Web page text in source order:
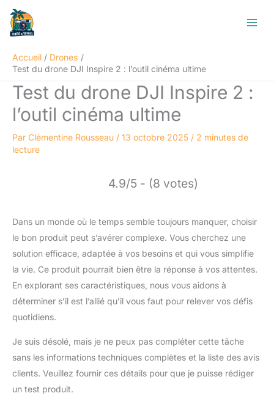
Aller
contenu
Accueil
Drones
Test du drone DJI Inspire 2 : l’outil cinéma ultime
Test du drone DJI Inspire 2 :
l’outil cinéma ultime
Par Clémentine Rousseau / 13 octobre 2025 / 2 minutes de
lecture
4.9/5 - (8 votes)
Dans un monde où le temps semble toujours manquer, choisir
le bon produit peut s’avérer complexe. Vous cherchez une
solution efficace, adaptée à vos besoins et qui vous simplifie
la vie. Ce produit pourrait bien être la réponse à vos attentes.
En explorant ses caractéristiques, nous vous aidons à
déterminer s’il est l’allié qu’il vous faut pour relever vos défis
quotidiens.
Je suis désolé, mais je ne peux pas compléter cette tâche
sans les informations techniques complètes et la liste des avis
clients. Veuillez fournir ces détails pour que je puisse rédiger
un test produit.
R
e
h
c
e